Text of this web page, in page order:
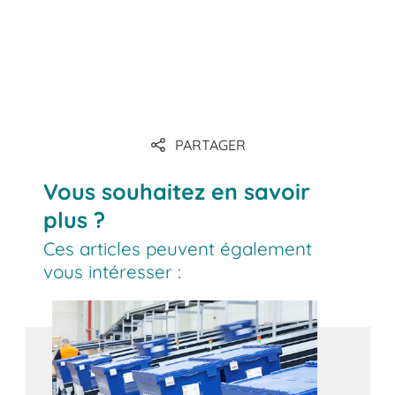
PARTAGER
Vous souhaitez en savoir
plus ?
Ces articles peuvent également
vous intéresser :